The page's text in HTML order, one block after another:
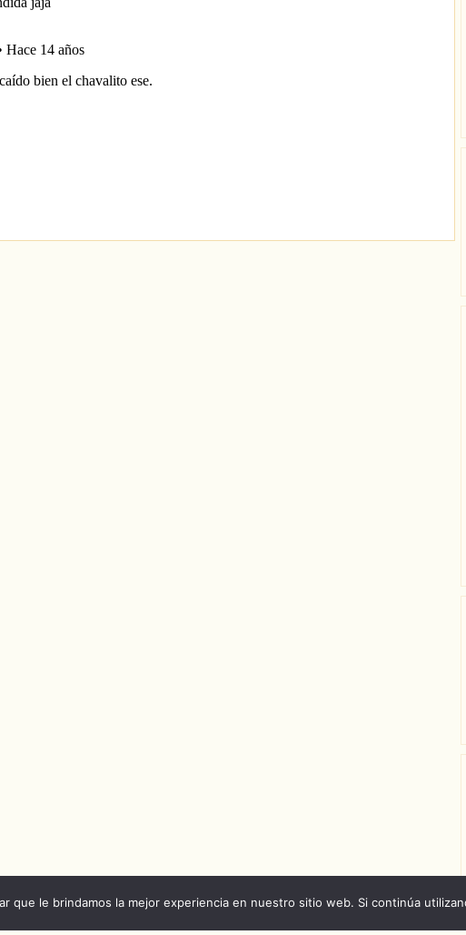
que le brindamos la mejor experiencia en nuestro sitio web. Si continúa